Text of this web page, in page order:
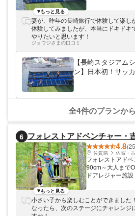
もっと見る
妻が、昨年の長崎旅行で体験して楽し
体験してみましたが、本当にドキドキ
やりたいと思います！
ジョウジさまの口コミ
【長崎スタジアム
ン】日本初！サッ
全4件のプランか
6 フォレストアドベンチャー・
4.8
佐賀県 佐賀・
フォレストアド
90cm～大人まで
ドアレジャー施
ンチャー全てのコ
ォレストアドベン
もっと見る
小さい子から楽しむことができました
なったら、次のステージにチャレンジ